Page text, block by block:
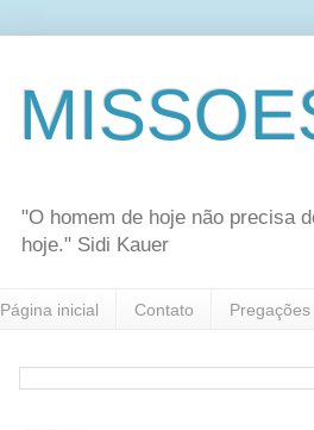
"O homem de hoje não precisa
hoje." Sidi Kauer
Página inicial Contato Pregações